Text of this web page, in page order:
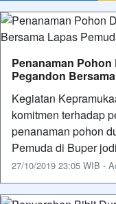
Penanaman Pohon
Pegandon
Kegiatan
komitmen terhadap
penanaman pohon
Pemuda di Buper jodi
27/10/2019 23:05 WIB -